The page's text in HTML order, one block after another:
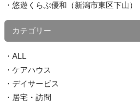
悠遊くらぶ優和（新潟市東区下山
カテゴリー
ALL
ケアハウス
デイサービス
居宅・訪問